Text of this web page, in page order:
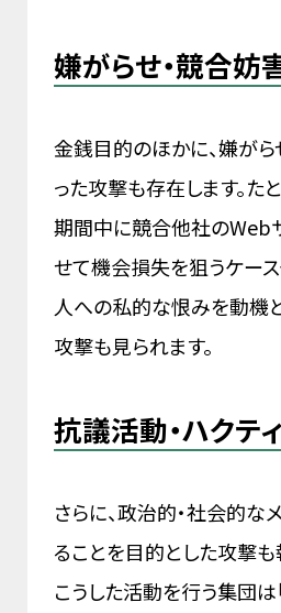
嫌がらせ・競合妨
金銭目的のほかに、嫌が
った攻撃も存在します。た
期間中に競合他社のWeb
せて機会損失を狙うケース
人への私的な恨みを動機
攻撃も見られます。
抗議活動・ハクテ
さらに、政治的・社会的な
ることを目的とした攻撃も
こうした活動を行う集団は